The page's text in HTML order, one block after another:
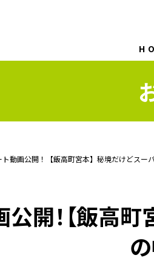
ト動画公開！【飯高町宮本】秘境だけどスー
公開！【飯高